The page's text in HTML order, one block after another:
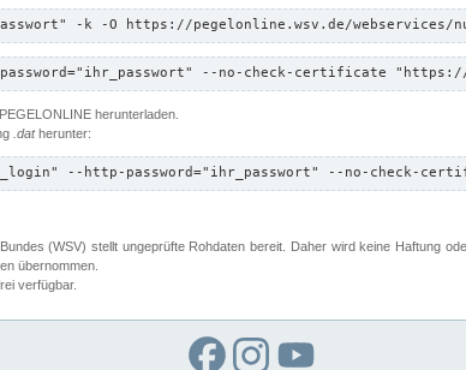
-k -O https://pegelonline.wsv.de/
--no-check-certificate
herunterladen.
.datherunter:
--http-password="ihr_passwort" --no-check-
(WSV) stellt ungeprüfte Rohdaten bereit. Daher wird keine Haftung
übernommen.
verfügbar.